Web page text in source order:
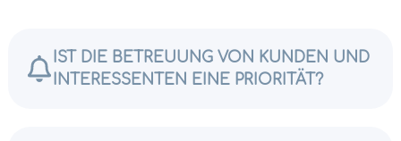
IST DIE BETREUUNG VON KUNDEN UND
INTERESSENTEN EINE PRIORITÄT?